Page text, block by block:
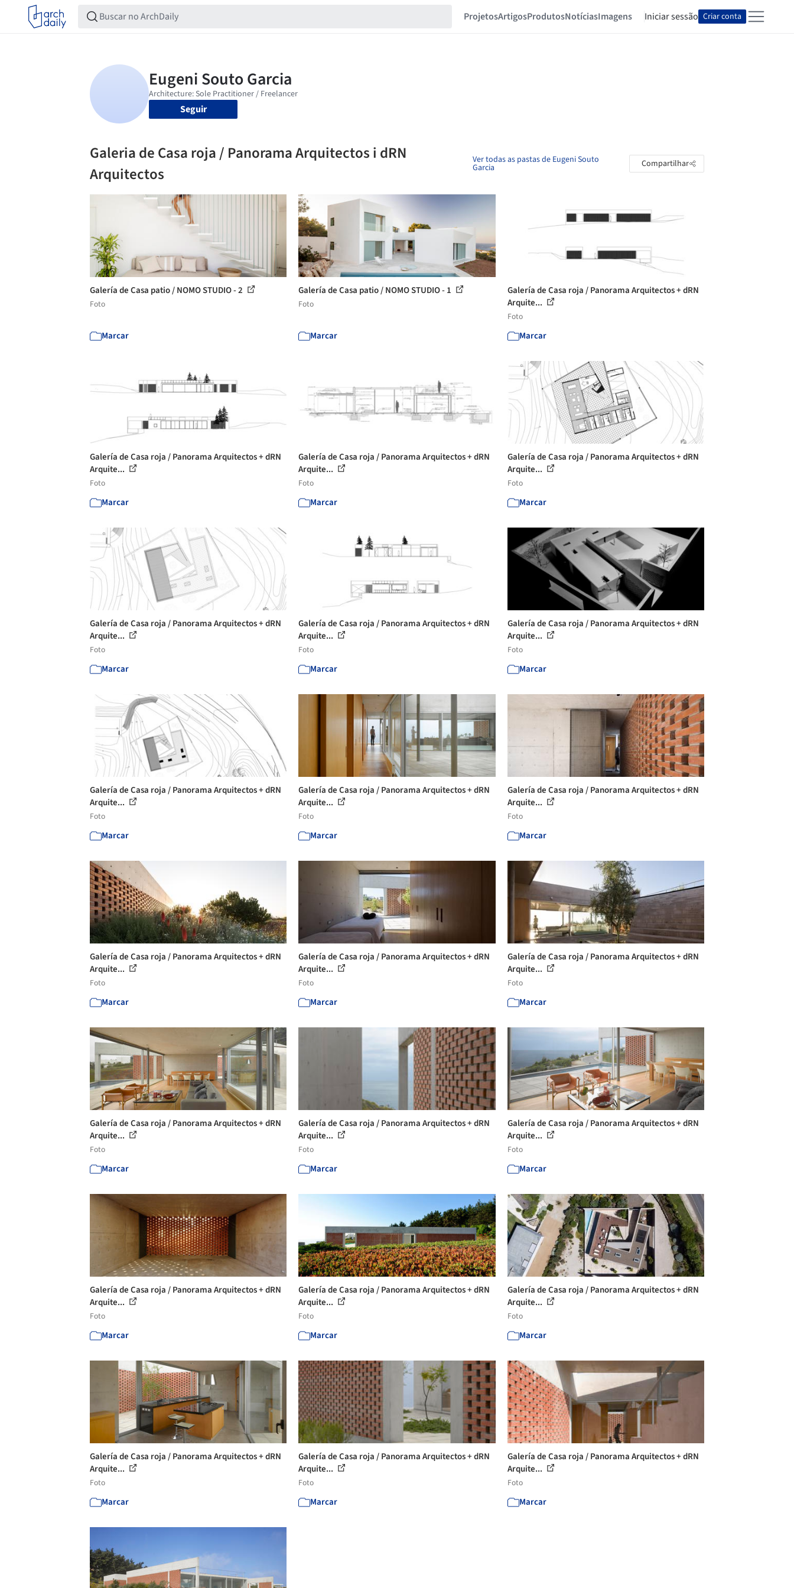
ProjetosArtigosProdutosNotíciasImagens Iniciar sessão Criar conta
Seguir
Galeria de Casa roja / Panorama Arquitectos i dRN
Arquitectos
Ver todas as pastas de Eugeni Souto
Garcia Compartilhar
Galería de Casa patio / NOMO STUDIO - 2
Foto
Marcar
Galería de Casa patio / NOMO STUDIO - 1
Foto
Marcar
Galería de Casa roja / Panorama Arquitectos + dRN
Arquite...
Foto
Marcar
Galería de Casa roja / Panorama Arquitectos + dRN
Arquite...
Foto
Marcar
Galería de Casa roja / Panorama Arquitectos + dRN
Arquite...
Foto
Marcar
Galería de Casa roja / Panorama Arquitectos + dRN
Arquite...
Foto
Marcar
Galería de Casa roja / Panorama Arquitectos + dRN
Arquite...
Foto
Marcar
Galería de Casa roja / Panorama Arquitectos + dRN
Arquite...
Foto
Marcar
Galería de Casa roja / Panorama Arquitectos + dRN
Arquite...
Foto
Marcar
Galería de Casa roja / Panorama Arquitectos + dRN
Arquite...
Foto
Marcar
Galería de Casa roja / Panorama Arquitectos + dRN
Arquite...
Foto
Marcar
Galería de Casa roja / Panorama Arquitectos + dRN
Arquite...
Foto
Marcar
Galería de Casa roja / Panorama Arquitectos + dRN
Arquite...
Foto
Marcar
Galería de Casa roja / Panorama Arquitectos + dRN
Arquite...
Foto
Marcar
Galería de Casa roja / Panorama Arquitectos + dRN
Arquite...
Foto
Marcar
Galería de Casa roja / Panorama Arquitectos + dRN
Arquite...
Foto
Marcar
Galería de Casa roja / Panorama Arquitectos + dRN
Arquite...
Foto
Marcar
Galería de Casa roja / Panorama Arquitectos + dRN
Arquite...
Foto
Marcar
Galería de Casa roja / Panorama Arquitectos + dRN
Arquite...
Foto
Marcar
Galería de Casa roja / Panorama Arquitectos + dRN
Arquite...
Foto
Marcar
Galería de Casa roja / Panorama Arquitectos + dRN
Arquite...
Foto
Marcar
Galería de Casa roja / Panorama Arquitectos + dRN
Arquite...
Foto
Marcar
Galería de Casa roja / Panorama Arquitectos + dRN
Arquite...
Foto
Marcar
Galería de Casa roja / Panorama Arquitectos + dRN
Arquite...
Foto
Marcar